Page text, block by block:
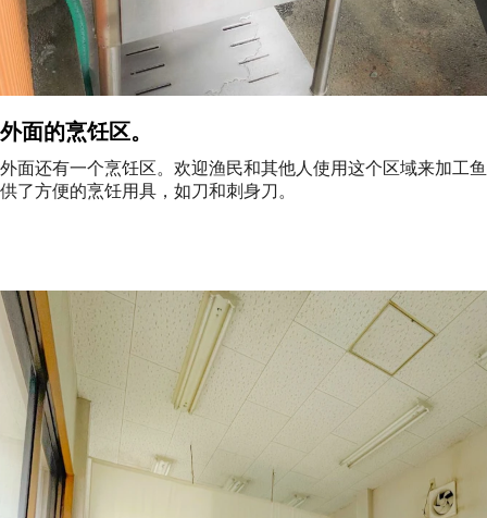
外面的烹饪区。
外面还有一个烹饪区。欢迎渔民和其他人使用这个区域来加工
供了方便的烹饪用具，如刀和刺身刀。